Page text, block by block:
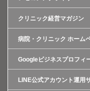
クリニック経営マガジン
病院・クリニック ホーム
Googleビジネスプロフィ
LINE公式アカウント運用